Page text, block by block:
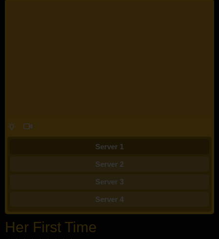
Server 1
Server 2
Server 3
Server 4
Her First Time